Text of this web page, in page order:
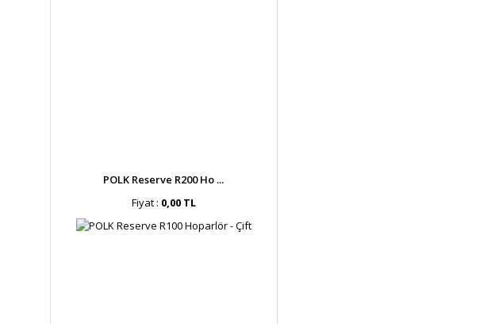
POLK Reserve R200 Ho ...
Fiyat : 0,00 TL